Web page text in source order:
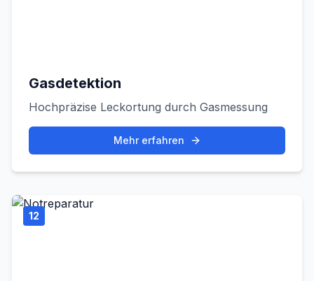
Gasdetektion
Hochpräzise Leckortung durch Gasmessung
Mehr erfahren
12